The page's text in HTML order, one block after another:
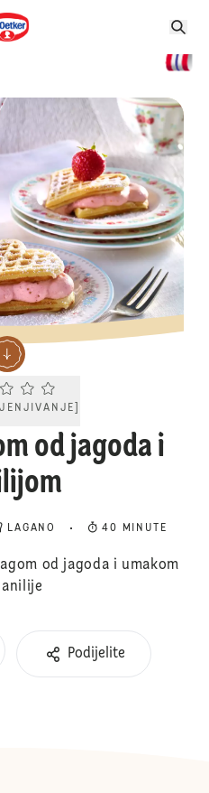
Current rating 0.0. Click to rate.
od jagoda i
LAGANO 40 MINUTE
od jagoda i umakom
Podijelite